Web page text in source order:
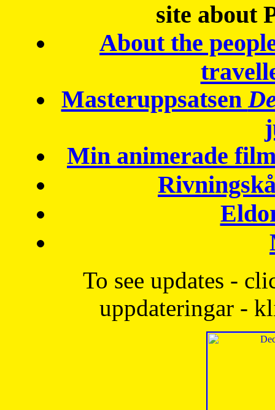
site about
About the
Masteruppsatsen
Min animerade
To see updates -
uppdateringar -